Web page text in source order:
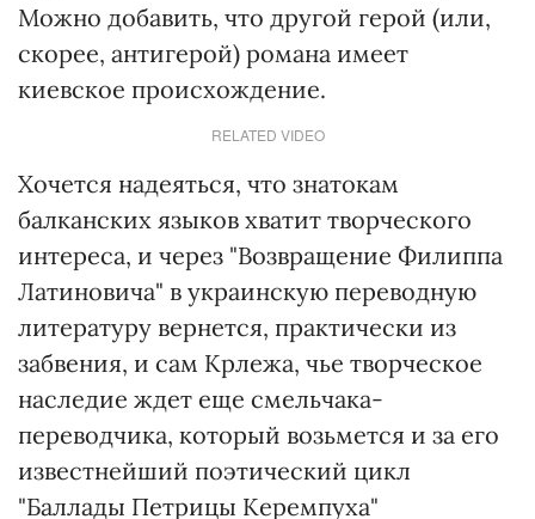
Можно добавить, что другой герой (или,
скорее, антигерой) романа имеет
киевское происхождение.
RELATED VIDEO
Хочется надеяться, что знатокам
балканских языков хватит творческого
интереса, и через "Возвращение Филиппа
Латиновича" в украинскую переводную
литературу вернется, практически из
забвения, и сам Крлежа, чье творческое
наследие ждет еще смельчака-
переводчика, который возьмется и за его
известнейший поэтический цикл
"Баллады Петрицы Керемпуха"